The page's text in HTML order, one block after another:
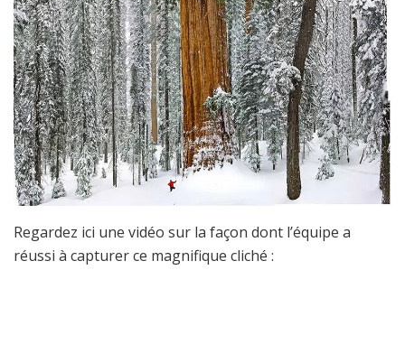
Regardez ici une vidéo sur la façon dont l’équipe a
réussi à capturer ce magnifique cliché :